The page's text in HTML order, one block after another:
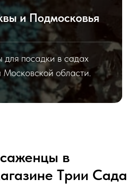
и Подмосковья
посадки в садах
области.
в
Tрии Сада